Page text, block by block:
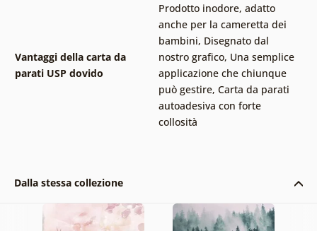
Vantaggi della carta da
parati USP dovido
Prodotto inodore, adatto
anche per la cameretta dei
bambini, Disegnato dal
nostro grafico, Una semplice
applicazione che chiunque
può gestire, Carta da parati
autoadesiva con forte
collosità
Dalla stessa collezione